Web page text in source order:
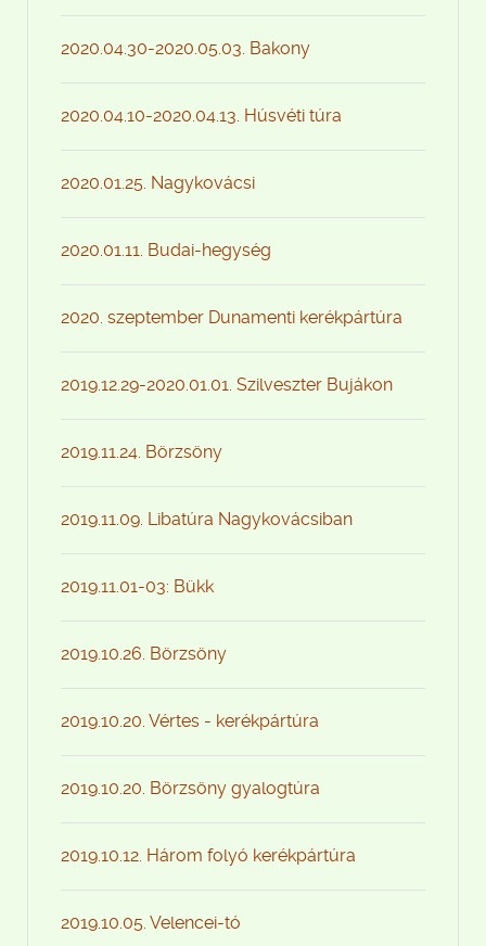
2020.04.30-2020.05.03. Bakony
2020.04.10-2020.04.13. Húsvéti túra
2020.01.25. Nagykovácsi
2020.01.11. Budai-hegység
2020. szeptember Dunamenti kerékpártúra
2019.12.29-2020.01.01. Szilveszter Bujákon
2019.11.24. Börzsöny
2019.11.09. Libatúra Nagykovácsiban
2019.11.01-03: Bükk
2019.10.26. Börzsöny
2019.10.20. Vértes - kerékpártúra
2019.10.20. Börzsöny gyalogtúra
2019.10.12. Három folyó kerékpártúra
2019.10.05. Velencei-tó